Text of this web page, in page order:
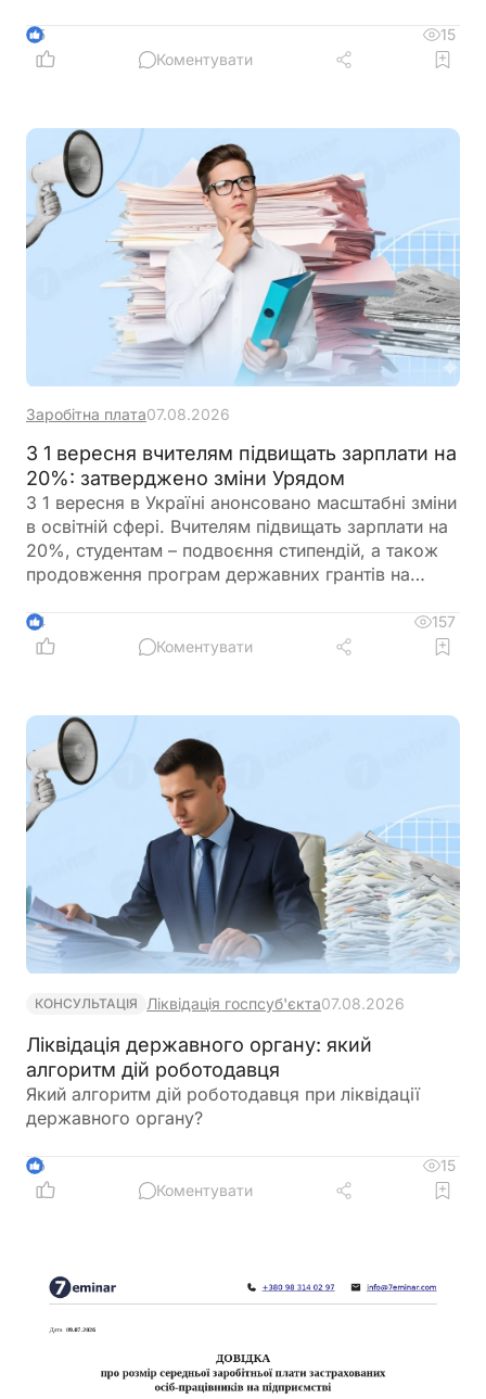
5
15
Коментувати
Заробітна плата07.08.2026
З 1 вересня вчителям підвищать зарплати на
20%: затверджено зміни Урядом
З 1 вересня в Україні анонсовано масштабні зміни
в освітній сфері. Вчителям підвищать зарплати на
20%, студентам – подвоєння стипендій, а також
продовження програм державних грантів на
праці педагогів, яка передбачає нові посадові
оклади та поступовий перехід від Єдиної тарифної
4
157
Коментувати
КОНСУЛЬТАЦІЯ Ліквідація госпсуб'єкта07.08.2026
Ліквідація державного органу: який
алгоритм дій роботодавця
Який алгоритм дій роботодавця при ліквідації
державного органу?
6
15
Коментувати